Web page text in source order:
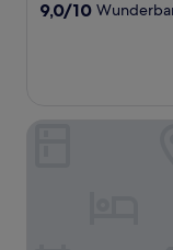
9.0
9,0/10